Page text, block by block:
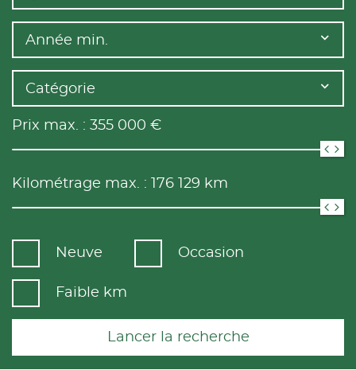
Année min.
Catégorie
Prix max. : 355 000 €
Kilométrage max. : 176 129 km
Neuve Occasion
Faible km
Lancer la recherche